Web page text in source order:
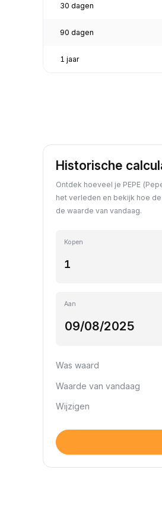
30 dagen
90 dagen
1 jaar
Historische
Ontdek hoeveel je PEPE
het verleden en bekijk hoe
de waarde van vandaag.
Kopen
Aan
Was waard
Waarde van vandaag
Wijzigen